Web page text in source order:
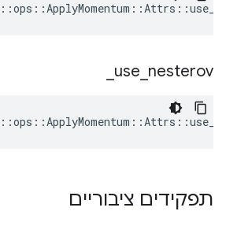
use nesterov
תפקידים ציבוריים